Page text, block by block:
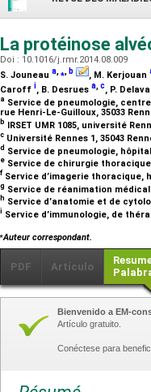
La protéinose
Doi : 10.1016/j.rmr.2014.08.009
S. Jouneau a,⁎, b , M. Kerjouan
Caroff i, B. Desrues a c, P.
a Service de pneumologie,
rue Henri-Le-Guilloux, 35033
b IRSET UMR 1085, université
c Université Rennes 1, 35043
d Service de pneumologie,
e Service de chirurgie
f Service d’imagerie thoracique,
g Service de réanimation
h Service d’anatomie et de
i Service d’immunologie, de
⁎Auteur correspondant.
PDF Artículo
Bienvenido a EM-
Artículo gratuito.
Conéctese para